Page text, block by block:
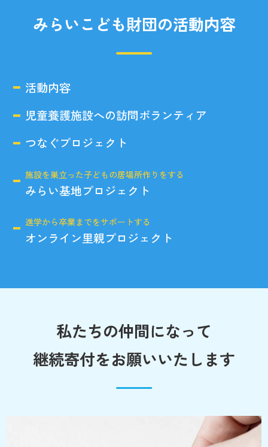
みらいこども財団の活動内容
活動内容
児童養護施設への訪問ボランティア
つなぐプロジェクト
施設を巣立った子どもの居場所作りをする
みらい基地プロジェクト
進学から卒業までをサポートする
オンライン里親プロジェクト
私たちの仲間になって
継続寄付をお願いいたします